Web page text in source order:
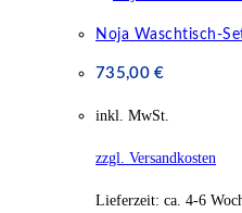
Noja Waschtisch-
735,00€
inkl. MwSt.
zzgl. Versandkosten
Lieferzeit: ca. 4-6